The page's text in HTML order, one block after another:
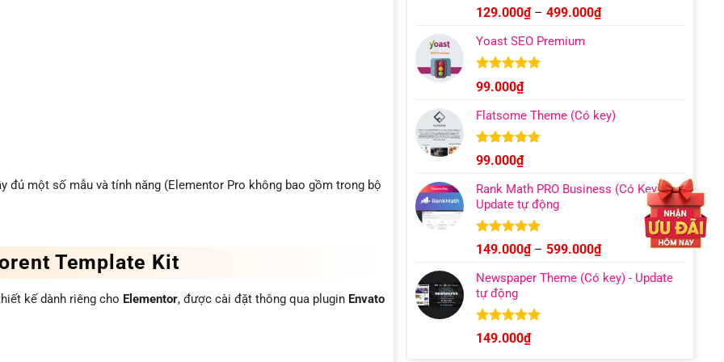
đủ một số mẫu và tính năng (Elementor Pro không bao gồm trong bộ
Template Kit
kế dành riêng cho Elementor, được cài đặt thông qua plugin Envato
Được xếp
hạng 4.93
5 sao
129.000₫ – 499.000₫Khoảng
Yoast SEO Premium
Được xếp
hạng4.96
5 sao
99.000₫
Flatsome Theme (Có key)
Được xếp
hạng 4.95
5 sao
99.000₫
Rank Math PRO Business (Có Key) –
Update tự động
Được xếp
hạng 5.00
5 sao
149.000₫ – 599.000₫Khoảng
từ
Newspaper Theme (Có key) - Update
tự động
Được xếp
hạng 4.92
149.000₫